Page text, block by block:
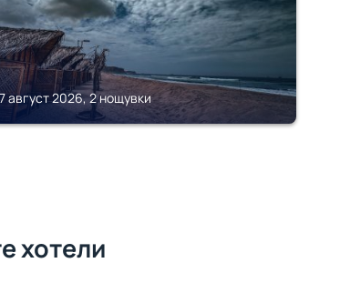
август 2026, 2 нощувки
хотели